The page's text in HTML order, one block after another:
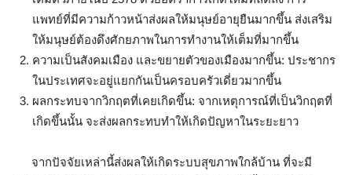
แพทย์ที่มีความก้าวหน้าส่งผลให้มนุษย์อายุยืนมากขึ้น ส่งเสริม
ให้มนุษย์ต้องดึงศักยภาพในการทำงานให้เต็มที่มากขึ้น
ความเป็นสังคมเมือง และขยายตัวของเมืองมากขึ้น: ประชากร
ในประเทศจะอยู่แยกกันเป็นครอบครัวเดี่ยวมากขึ้น
ผลกระทบจากวิกฤตที่เคยเกิดขึ้น: จากเหตุการณ์ที่เป็นวิกฤตที่
เกิดขึ้นนั้น จะส่งผลกระทบทำให้เกิดปัญหาในระยะยาว
จากปัจจัยเหล่านี้ส่งผลให้เกิดระบบสุขภาพใกล้บ้าน ที่จะมี